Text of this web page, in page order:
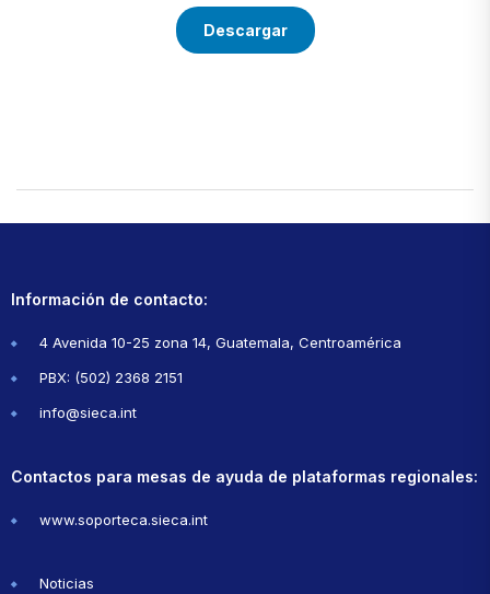
Descargar
Información de contacto:
4 Avenida 10-25 zona 14, Guatemala, Centroamérica
PBX: (502) 2368 2151
info@sieca.int
Contactos para mesas de ayuda de plataformas regionales:
www.soporteca.sieca.int
Noticias